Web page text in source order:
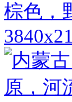
棕色，
3840x21